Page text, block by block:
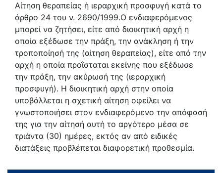
Αίτηση θεραπείας ή ιεραρχική προσφυγή κατά το
άρθρο 24 του ν. 2690/1999.Ο ενδιαφερόμενος
μπορεί να ζητήσει, είτε από διοικητική αρχή η
οποία εξέδωσε την πράξη, την ανάκληση ή την
τροποποίησή της (αίτηση θεραπείας), είτε από την
αρχή η οποία προΐσταται εκείνης που εξέδωσε
την πράξη, την ακύρωσή της (ιεραρχική
προσφυγή). Η διοικητική αρχή στην οποία
υποβάλλεται η σχετική αίτηση οφείλει να
γνωστοποιήσει στον ενδιαφερόμενο την απόφασή
της για την αίτησή αυτή το αργότερο μέσα σε
τριάντα (30) ημέρες, εκτός αν από ειδικές
διατάξεις προβλέπεται διαφορετική προθεσμία.